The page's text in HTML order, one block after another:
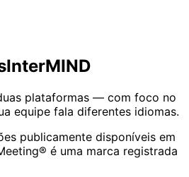
InterMIND
plataformas — com foco no
equipe fala diferentes idiomas.
publicamente disponíveis em
é uma marca registrada